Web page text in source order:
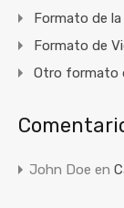
Formato de la
Formato de
Otro formato
John Doe en